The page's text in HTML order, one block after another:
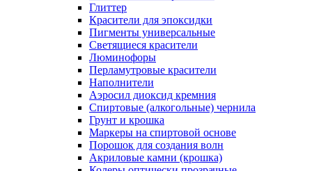
Глиттер
Красители для эпоксидки
Пигменты универсальные
Светящиеся красители
Люминофоры
Перламутровые красители
Наполнители
Аэросил диоксид кремния
Спиртовые (алкогольные) чернила
Грунт и крошка
Маркеры на спиртовой основе
Порошок для создания волн
Акриловые камни (крошка)